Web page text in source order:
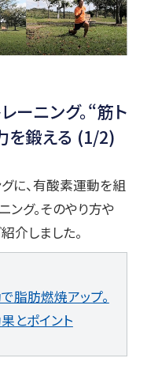
ーニング。“筋ト
を鍛える (1/2)
に、有酸素運動を組
ング。そのやり方や
介しました。
脂肪燃焼アップ。
とポイント